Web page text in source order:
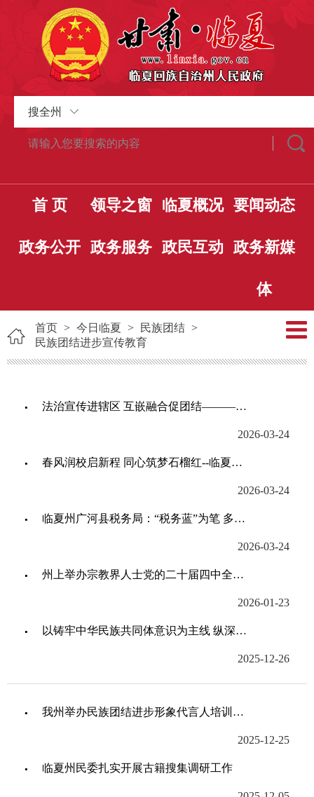
搜全州
首 页 领导之窗 临夏概况 要闻动态
政务公开 政务服务 政民互动 政务新媒
体
首页 > 今日临夏 > 民族团结 >
民族团结进步宣传教育
法治宣传进辖区 互嵌融合促团结———临夏市城北街道中天健社区开展“铸牢中华民族共...
2026-03-24
春风润校启新程 同心筑梦石榴红--临夏州各级各类学校讲好“开学第一课”铸牢中华民...
2026-03-24
临夏州广河县税务局：“税务蓝”为笔 多举措共绘民族团结同心圆
2026-03-24
州上举办宗教界人士党的二十届四中全会精神及党的民族宗教理论政策宣讲培训会
2026-01-23
以铸牢中华民族共同体意识为主线 纵深推进主动创安主动创稳
2025-12-26
我州举办民族团结进步形象代言人培训暨观摩交流活动
2025-12-25
临夏州民委扎实开展古籍搜集调研工作